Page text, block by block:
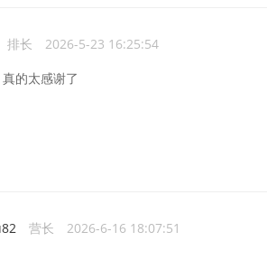
排长 2026-5-23 16:25:54
的太感谢了
营长 2026-6-16 18:07:51